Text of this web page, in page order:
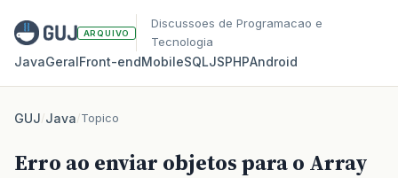
ARQUIVO
Discussoes de Programacao e
Tecnologia
JavaGeralFront‑endMobileSQLJSPHPAndroid
GUJ/Java/Topico
Erro ao enviar objetos para o Array